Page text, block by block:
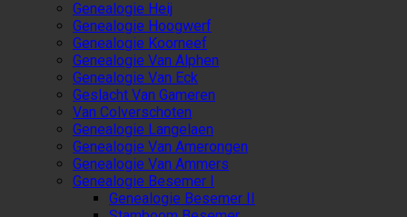
Genealogie Heij
Genealogie Hoogwerf
Genealogie Koorneef
Genealogie Van Alphen
Genealogie Van Eck
Geslacht Van Gameren
Van Colverschoten
Genealogie Langelaen
Genealogie Van Amerongen
Genealogie Van Ammers
Genealogie Besemer I
Genealogie Besemer II